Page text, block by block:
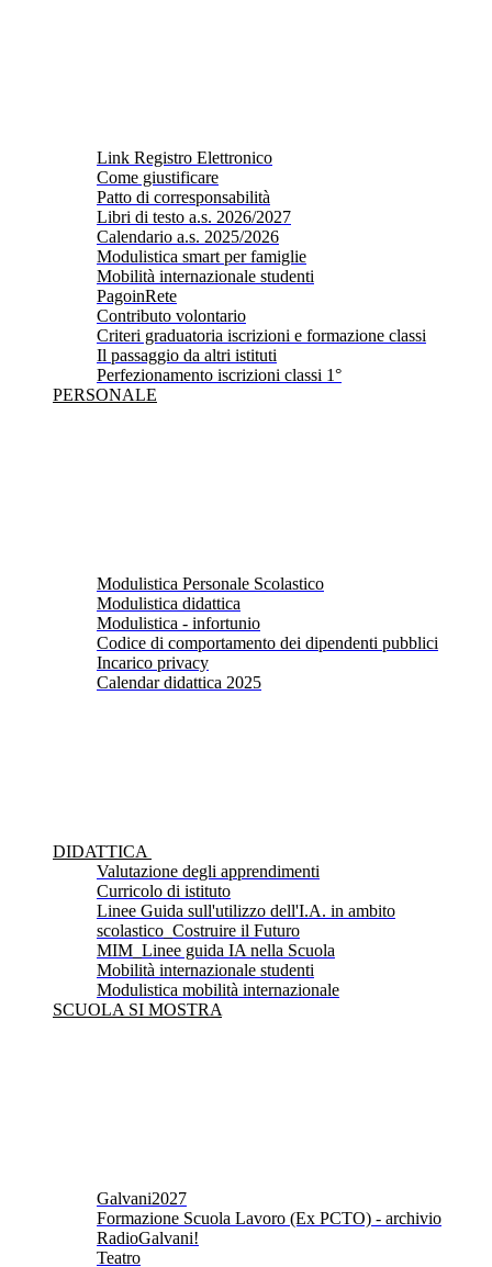
Link Registro Elettronico
Come giustificare
Patto di corresponsabilità
Libri di testo a.s. 2026/2027
Calendario a.s. 2025/2026
Modulistica smart per famiglie
Mobilità internazionale studenti
PagoinRete
Contributo volontario
Criteri graduatoria iscrizioni e formazione classi
Il passaggio da altri istituti
Perfezionamento iscrizioni classi 1°
PERSONALE
Modulistica Personale Scolastico
Modulistica didattica
Modulistica - infortunio
Codice di comportamento dei dipendenti pubblici
Incarico privacy
Calendar didattica 2025
DIDATTICA
Valutazione degli apprendimenti
Curricolo di istituto
Linee Guida sull'utilizzo dell'I.A. in ambito
scolastico_Costruire il Futuro
MIM_Linee guida IA nella Scuola
Mobilità internazionale studenti
Modulistica mobilità internazionale
SCUOLA SI MOSTRA
Galvani2027
Formazione Scuola Lavoro (Ex PCTO) - archivio
RadioGalvani!
Teatro